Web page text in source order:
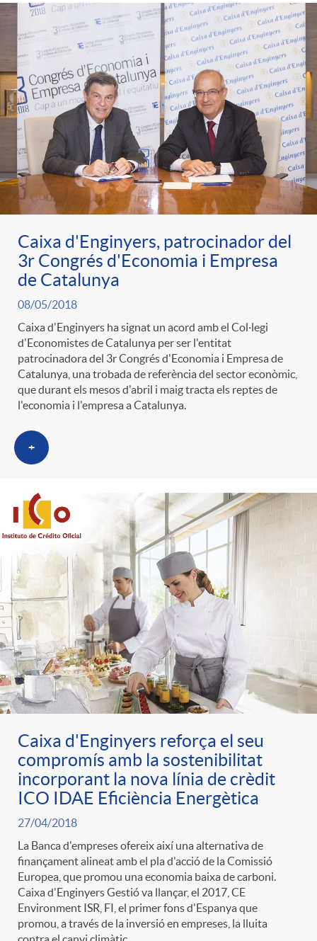
Caixa d'Enginyers, patrocinador del
3r Congrés d'Economia i Empresa
de Catalunya
08/05/2018
Caixa d'Enginyers ha signat un acord amb el Col·legi
d'Economistes de Catalunya per ser l'entitat
patrocinadora del 3r Congrés d'Economia i Empresa de
Catalunya, una trobada de referència del sector econòmic,
que durant els mesos d'abril i maig tracta els reptes de
l'economia i l'empresa a Catalunya.
+
Caixa d'Enginyers reforça el seu
compromís amb la sostenibilitat
incorporant la nova línia de crèdit
ICO IDAE Eficiència Energètica
27/04/2018
La Banca d'empreses ofereix així una alternativa de
finançament alineat amb el pla d'acció de la Comissió
Europea, que promou una economia baixa de carboni.
Caixa d'Enginyers Gestió va llançar, el 2017, CE
Environment ISR, FI, el primer fons d'Espanya que
promou, a través de la inversió en empreses, la lluita